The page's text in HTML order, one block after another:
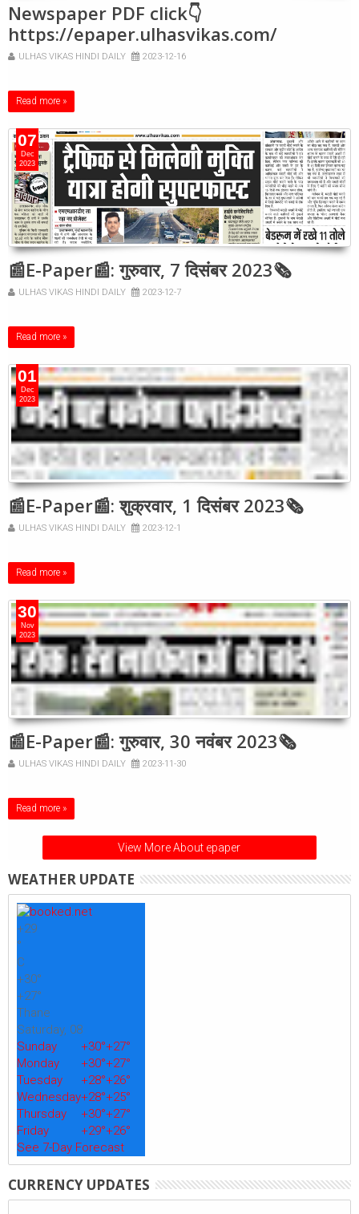
Newspaper PDF click👇
https://epaper.ulhasvikas.com/
ULHAS VIKAS HINDI DAILY 2023-12-16
Read more »
07
Dec
2023
📰E-Paper📰: गुरुवार, 7 दिसंबर 2023🗞
ULHAS VIKAS HINDI DAILY 2023-12-7
Read more »
01
Dec
2023
📰E-Paper📰: शुक्रवार, 1 दिसंबर 2023🗞
ULHAS VIKAS HINDI DAILY 2023-12-1
Read more »
30
Nov
2023
📰E-Paper📰: गुरुवार, 30 नवंबर 2023🗞
ULHAS VIKAS HINDI DAILY 2023-11-30
Read more »
View More About epaper
WEATHER UPDATE
+29
°
C
+30°
+27°
Thane
Saturday, 08
Sunday
+30°+27°
Monday
+30°+27°
Tuesday
+28°+26°
Wednesday+28°+25°
Thursday
+30°+27°
Friday
+29°+26°
See 7-Day Forecast
CURRENCY UPDATES